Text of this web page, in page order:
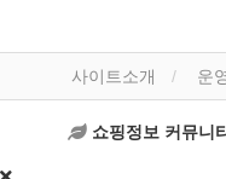
사이트소개 운
쇼핑정보 커뮤니